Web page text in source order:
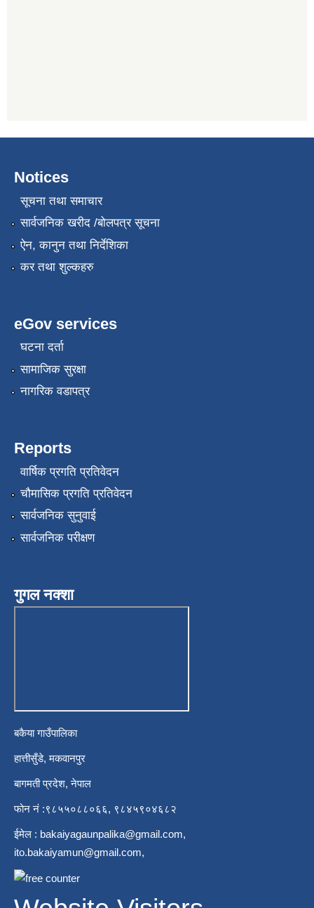
Notices
सूचना तथा समाचार
सार्वजनिक खरीद /बोलपत्र सूचना
ऐन, कानुन तथा निर्देशिका
कर तथा शुल्कहरु
eGov services
घटना दर्ता
सामाजिक सुरक्षा
नागरिक वडापत्र
Reports
वार्षिक प्रगति प्रतिवेदन
चौमासिक प्रगति प्रतिवेदन
सार्वजनिक सुनुवाई
सार्वजनिक परीक्षण
गुगल नक्शा
बकैया गाउँपालिका
हात्तीसुँडे, मकवानपुर
बागमती प्रदेश, नेपाल
फोन नं :९८५५०८८०६६, ९८४५९०४६८२
ईमेल : bakaiyagaunpalika@gmail.com,
ito.bakaiyamun@gmail.com,